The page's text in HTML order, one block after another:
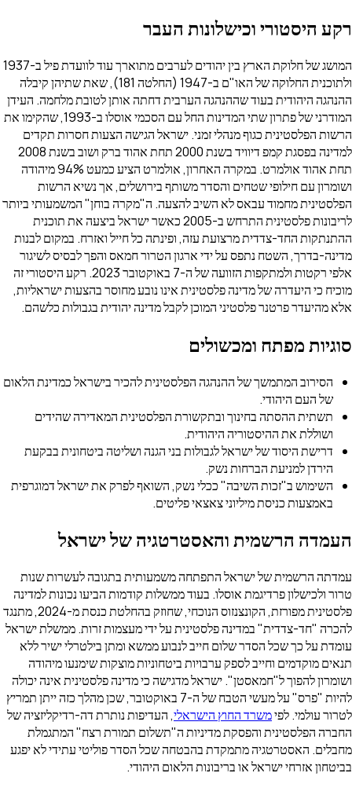
העבר
המושג של חלוקת הארץ בין יהודים לערבים מתוארך עוד לוועדת פיל ב-1937
ולתוכנית החלוקה של האו"ם ב-1947 (החלטה 181), שאת שתיהן קיבלה
דחתה אותן לטובת מלחמה. העידן
המודרני של פתרון שתי המדינות החל עם הסכמי אוסלו ב-1993, שהקימו את
ישראל הגישה הצעות חסרות תקדים
למדינה בפסגת קמפ דיוויד בשנת 2000 תחת אהוד ברק ושוב בשנת 2008
תחת אהוד אולמרט. במקרה האחרון, אולמרט הציע כמעט 94% מיהודה
משותף בירושלים, אך נשיא הרשות
להצעה. ה"מקרה בוחן" המשמעותי ביותר
לריבונות פלסטינית התרחש ב-2005 כאשר ישראל ביצעה את תוכנית
ופינתה כל חייל ואזרח. במקום לבנות
הטרור חמאס והפך לבסיס לשיגור
אלפי רקטות ולמתקפות הזוועה של ה-7 באוקטובר 2023. רקע היסטורי זה
אינו נובע מחוסר בהצעות ישראליות,
לקבל מדינה יהודית בגבולות כלשהם.
להכיר בישראל כמדינת הלאום
הפלסטינית המאדירה שהידים
בני הגנה ושליטה ביטחונית בבקעת
נשק, השואף לפרק את ישראל דמוגרפית
פליטים.
של ישראל
משמעותית בתגובה לעשרות שנות
ממשלות קודמות הביעו נכונות למדינה
פלסטינית מפורזת, הקונצנזוס הנוכחי, שחוזק בהחלטת כנסת מ-2024, מתנגד
על ידי מעצמות זרות. ממשלת ישראל
לנבוע ממשא ומתן בילטרלי ישיר ללא
ביטחוניות מוצקות שימנעו מיהודה
מדגישה כי מדינה פלסטינית אינה יכולה
להיות "פרס" על מעשי הטבח של ה-7 באוקטובר, שכן מהלך כזה ייתן תמריץ
, העדיפות נותרת דה-רדיקליזציה של
ה"תשלום תמורת רצח" המתגמלת
שכל הסדר פוליטי עתידי לא יפגע
הלאום היהודי.